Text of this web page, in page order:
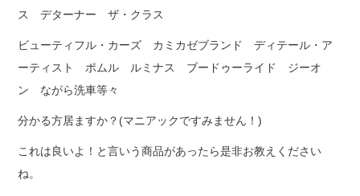
ス デターナー ザ・クラス
ビューティフル・カーズ カミカゼブランド ディテール・ア
ーティスト ポムル ルミナス ブードゥーライド ジーオ
ン ながら洗車等々
分かる方居ますか？(マニアックですみません！)
これは良いよ！と言いう商品があったら是非お教えください
ね。